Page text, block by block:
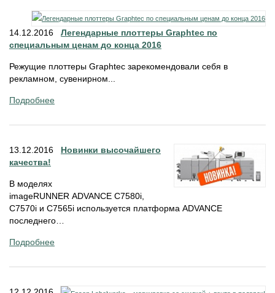
14.12.2016 Легендарные плоттеры Graphtec по
специальным ценам до конца 2016
Режущие плоттеры Graphtec зарекомендовали себя в
рекламном, сувенирном...
Подробнее
13.12.2016 Новинки высочайшего
качества!
В моделях
imageRUNNER ADVANCE C7580i,
C7570i и C7565i используется платформа ADVANCE
последнего…
Подробнее